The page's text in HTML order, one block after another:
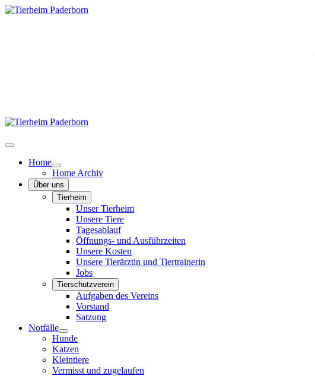
Home
Home Archiv
Über uns
Tierheim
Unser Tierheim
Unsere Tiere
Tagesablauf
Öffnungs- und Ausführzeiten
Unsere Kosten
Unsere Tierärztin und Tiertrainerin
Jobs
Tierschutzverein
Aufgaben des Vereins
Vorstand
Satzung
Notfälle
Hunde
Katzen
Kleintiere
Vermisst und zugelaufen